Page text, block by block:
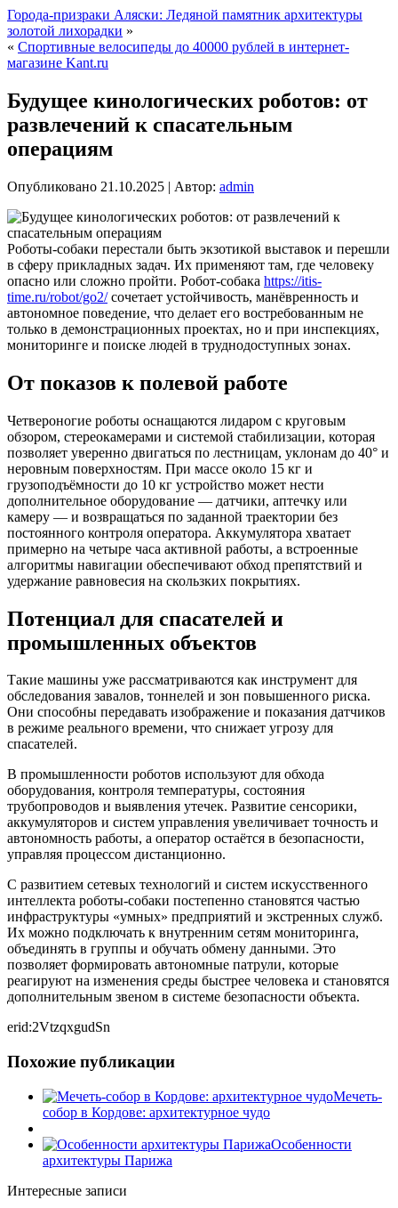
Города-призраки Аляски: Ледяной памятник архитектуры
золотой лихорадки »
« Спортивные велосипеды до 40000 рублей в интернет-
магазине Kant.ru
Будущее кинологических роботов: от
развлечений к спасательным
операциям
Опубликовано 21.10.2025 | Автор: admin
Роботы-собаки перестали быть экзотикой выставок и перешли
в сферу прикладных задач. Их применяют там, где человеку
опасно или сложно пройти. Робот-собака https://itis-
time.ru/robot/go2/сочетает устойчивость, манёвренность и
автономное поведение, что делает его востребованным не
только в демонстрационных проектах, но и при инспекциях,
мониторинге и поиске людей в труднодоступных зонах.
От показов к полевой работе
Четвероногие роботы оснащаются лидаром с круговым
обзором, стереокамерами и системой стабилизации, которая
позволяет уверенно двигаться по лестницам, уклонам до 40° и
неровным поверхностям. При массе около 15 кг и
грузоподъёмности до 10 кг устройство может нести
дополнительное оборудование — датчики, аптечку или
камеру — и возвращаться по заданной траектории без
постоянного контроля оператора. Аккумулятора хватает
примерно на четыре часа активной работы, а встроенные
алгоритмы навигации обеспечивают обход препятствий и
удержание равновесия на скользких покрытиях.
Потенциал для спасателей и
промышленных объектов
Такие машины уже рассматриваются как инструмент для
обследования завалов, тоннелей и зон повышенного риска.
Они способны передавать изображение и показания датчиков
в режиме реального времени, что снижает угрозу для
спасателей.
В промышленности роботов используют для обхода
оборудования, контроля температуры, состояния
трубопроводов и выявления утечек. Развитие сенсорики,
аккумуляторов и систем управления увеличивает точность и
автономность работы, а оператор остаётся в безопасности,
управляя процессом дистанционно.
С развитием сетевых технологий и систем искусственного
интеллекта роботы-собаки постепенно становятся частью
инфраструктуры «умных» предприятий и экстренных служб.
Их можно подключать к внутренним сетям мониторинга,
объединять в группы и обучать обмену данными. Это
позволяет формировать автономные патрули, которые
реагируют на изменения среды быстрее человека и становятся
дополнительным звеном в системе безопасности объекта.
erid:2VtzqxgudSn
Похожие публикации
Мечеть-
собор в Кордове: архитектурное чудо
Особенности
архитектуры Парижа
Интересные записи